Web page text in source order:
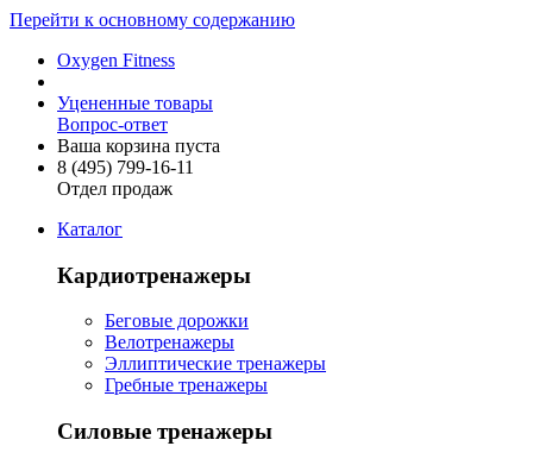
Перейти к основному содержанию
Oxygen Fitness
Уцененные товары
Вопрос-ответ
Ваша корзина пуста
8 (495) 799-16-11
Отдел продаж
Каталог
Кардиотренажеры
Беговые дорожки
Велотренажеры
Эллиптические тренажеры
Гребные тренажеры
Силовые тренажеры